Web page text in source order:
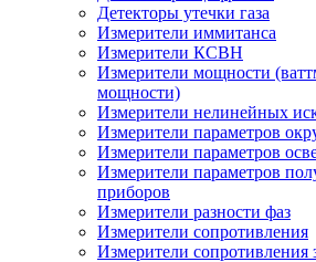
Детекторы утечки газа
Измерители иммитанса
Измерители КСВН
Измерители мощности
мощности)
Измерители нелинейных
Измерители параметров
Измерители параметров
Измерители параметров
приборов
Измерители разности фаз
Измерители сопротивления
Измерители сопротивления